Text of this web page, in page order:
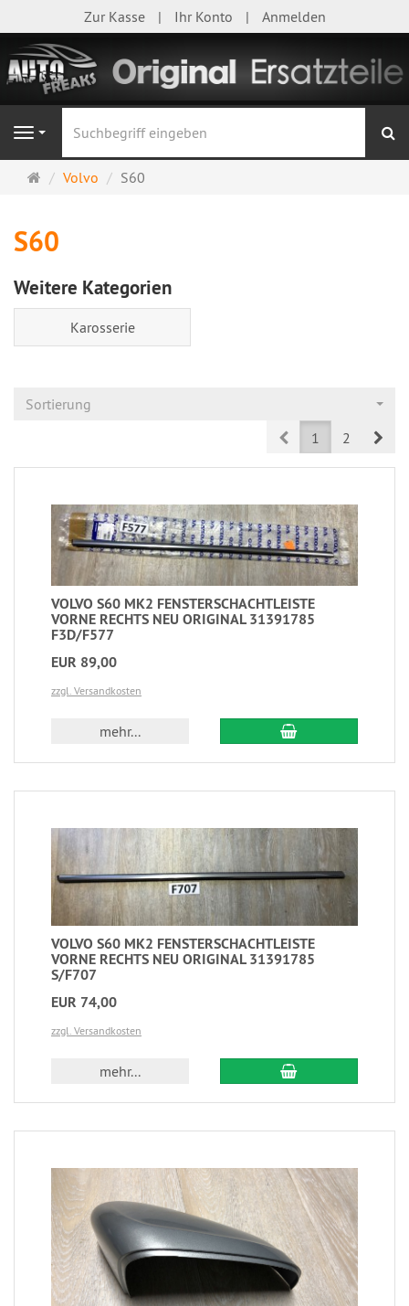
Zur Kasse Ihr Konto Anmelden
Navigation
Startseite
Volvo S60
S60
Weitere Kategorien
Karosserie
Sortierung
Prev1 2
VOLVO S60 MK2 FENSTERSCHACHTLEISTE
VORNE RECHTS NEU ORIGINAL 31391785
F3D/F577
EUR 89,00
zzgl. Versandkosten
mehr...
VOLVO S60 MK2 FENSTERSCHACHTLEISTE
VORNE RECHTS NEU ORIGINAL 31391785
S/F707
EUR 74,00
zzgl. Versandkosten
mehr...